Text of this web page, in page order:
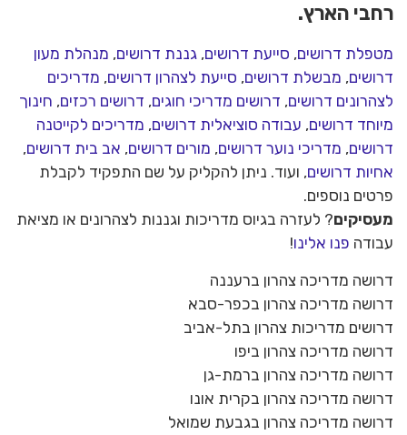
רחבי הארץ.
מטפלת דרושים, סייעת דרושים, גננת דרושים, מנהלת מעון
דרושים, מבשלת דרושים, סייעת לצהרון דרושים, מדריכים
לצהרונים דרושים, דרושים מדריכי חוגים, דרושים רכזים, חינוך
מיוחד דרושים, עבודה סוציאלית דרושים, מדריכים לקייטנה
דרושים, מדריכי נוער דרושים, מורים דרושים, אב בית דרושים,
אחיות דרושים, ועוד. ניתן להקליק על שם התפקיד לקבלת
פרטים נוספים.
מעסיקים? לעזרה בגיוס מדריכות וגננות לצהרונים או מציאת
עבודה פנו אלינו!
דרושה מדריכה צהרון ברעננה
דרושה מדריכה צהרון בכפר-סבא
דרושים מדריכות צהרון בתל-אביב
דרושה מדריכה צהרון ביפו
דרושה מדריכה צהרון ברמת-גן
דרושה מדריכה צהרון בקרית אונו
דרושה מדריכה צהרון בגבעת שמואל